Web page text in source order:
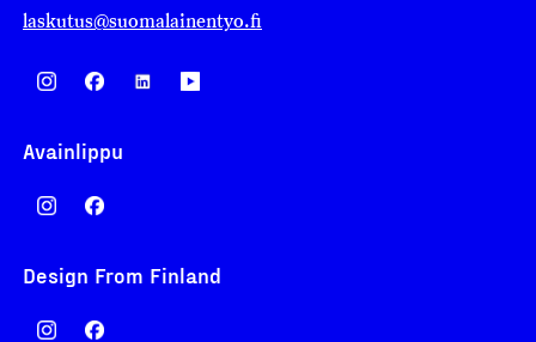
laskutus@suomalainentyo.fi
Avainlippu
Design From Finland